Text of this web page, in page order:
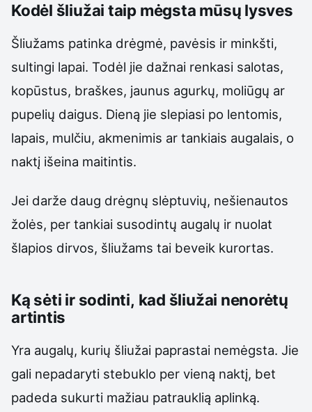
Kodėl šliužai taip mėgsta mūsų lysves
Šliužams patinka drėgmė, pavėsis ir minkšti,
sultingi lapai. Todėl jie dažnai renkasi salotas,
kopūstus, braškes, jaunus agurkų, moliūgų ar
pupelių daigus. Dieną jie slepiasi po lentomis,
lapais, mulčiu, akmenimis ar tankiais augalais, o
naktį išeina maitintis.
Jei darže daug drėgnų slėptuvių, nešienautos
žolės, per tankiai susodintų augalų ir nuolat
šlapios dirvos, šliužams tai beveik kurortas.
Ką sėti ir sodinti, kad šliužai nenorėtų
artintis
Yra augalų, kurių šliužai paprastai nemėgsta. Jie
gali nepadaryti stebuklo per vieną naktį, bet
padeda sukurti mažiau patrauklią aplinką.